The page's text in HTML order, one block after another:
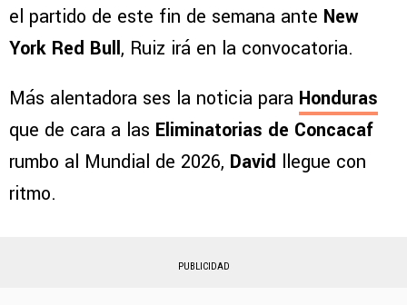
el partido de este fin de semana ante New
York Red Bull, Ruiz irá en la convocatoria.
Más alentadora ses la noticia para Honduras
que de cara a las Eliminatorias de Concacaf
rumbo al Mundial de 2026, David llegue con
ritmo.
PUBLICIDAD